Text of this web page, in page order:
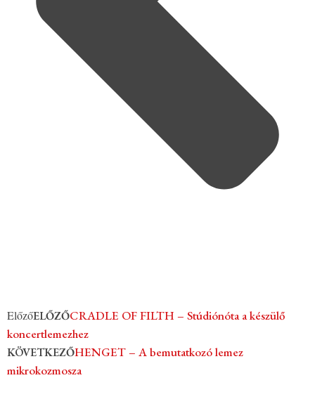
ElőzőELŐZŐCRADLE OF FILTH – Stúdiónóta a készülő
koncertlemezhez
KÖVETKEZŐHENGET – A bemutatkozó lemez
mikrokozmosza